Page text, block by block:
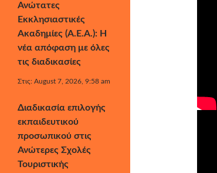
Ανώτατες
Εκκλησιαστικές
Ακαδημίες (Α.Ε.Α.): Η
νέα απόφαση με όλες
τις διαδικασίες
Στις: August 7, 2026, 9:58 am
Διαδικασία επιλογής
εκπαιδευτικού
προσωπικού στις
Ανώτερες Σχολές
Τουριστικής